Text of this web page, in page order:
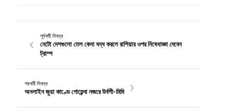
পূর্ববর্তী নিবন্ধ
নেটো দেশগুলো তেল কেনা বন্ধ করলে রাশিয়ার ওপর নিষেধাজ্ঞা দেবেন
ট্রাম্প
পরবর্তী নিবন্ধ
অনলাইন জুয়া কাণ্ডে গোয়েন্দা নজরে উর্বশী-মিমি